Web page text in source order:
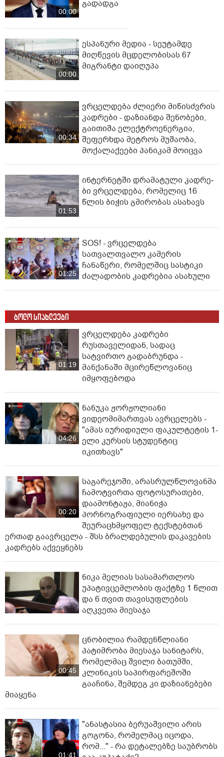
00:00
გადადგა
00:00
ესპანური მედია - სეუტამდე
მიღწევის მცდელობისას 67
მიგრანტი დაიღუპა
00:34
ვრცელდება ძლიერი მიწისძვრის
კადრები - დაზიანდა შენობები,
გაითიშა ელექტროენერგია,
შეფერხდა მეტროს მუშაობა,
მოქალაქეები პანიკამ მოიცვა
01:53
ინ­ტერ­ნეტ­ში დრა­მა­ტუ­ლი კად­რე­
ბი ვრცელდება, რომელიც 16
წლის ბიჭის გმირობას ასახავს
01:25
SOS! - ვრცელდება
სათვალთვალო კამერის
ჩანაწერი, რომელშიც სასტიკი
ძალადობის კადრებია ასახული
ბოლო სიახლეები
01:19
ვრცელდება კადრები
რუსთაველიდან, სადაც
სატვირთო გადაბრუნდა -
მანქანაში მცირეწლოვანიც
იმყოფებოდა
04:26
ნანუკა ჟორჟოლიანი
ვიდეომიმართვას ავრცელებს -
"ამას იურიდიული ფაკულტეტის 1-
ელი კურსის სტუდენტიც
იკითხავს"
00:20
საგარეჯოში, არასრულწლოვანმა
ჩამოტვირთა ფოტოსურათები,
დაამონტაჟა, მიანიჭა
პორნოგრაფიული იერსახე და
შეურაცხმყოფელ ტექსტებთან
ერთად გაავრცელა - შსს ბრალდებულის დაკავების
კადრებს აქვეყნებს
ნიკა მელიას სასამართლოს
უპატივცემლობის ფაქტზე 1 წლით
და 6 თვით თავისუფლების
აღკვეთა მიესაჯა
00:45
ცნობილია რამდენწლიანი
პატიმრობა მიესაჯა სანიტარს,
რომელმაც შვილი ბათუმში,
კლინიკის საპირფარეშოში
გააჩინა, შემდეგ კი დაზიანებები
მიაყენა
01:41
"ანასტასია ბერუაშვილი არის
გოგონა, რომელმაც იცოდა,
რომ..." - რა დეტალებზე საუბრობს